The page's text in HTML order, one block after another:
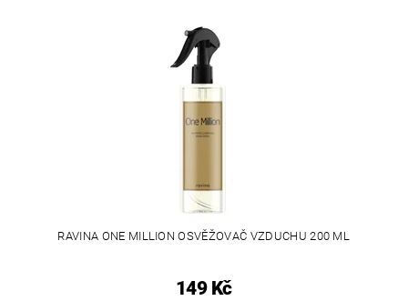
RAVINA ONE MILLION OSVĚŽOVAČ VZDUCHU 200 ML
149 Kč